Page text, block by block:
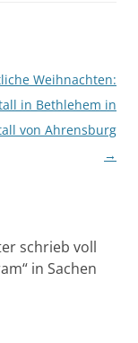
Weihnachten:
in Bethlehem in
von Ahrensburg
→
schrieb voll
in Sachen